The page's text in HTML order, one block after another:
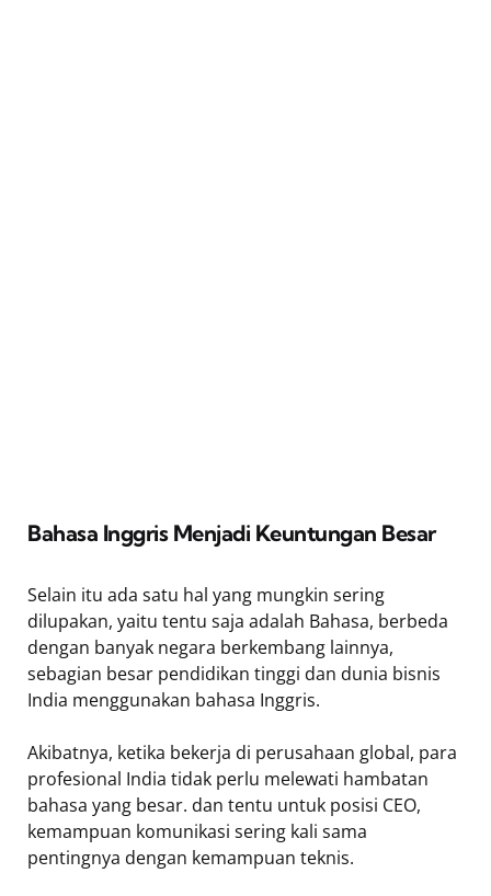
Bahasa Inggris Menjadi Keuntungan Besar
Selain itu ada satu hal yang mungkin sering
dilupakan, yaitu tentu saja adalah Bahasa, berbeda
dengan banyak negara berkembang lainnya,
sebagian besar pendidikan tinggi dan dunia bisnis
India menggunakan bahasa Inggris.
Akibatnya, ketika bekerja di perusahaan global, para
profesional India tidak perlu melewati hambatan
bahasa yang besar. dan tentu untuk posisi CEO,
kemampuan komunikasi sering kali sama
pentingnya dengan kemampuan teknis.